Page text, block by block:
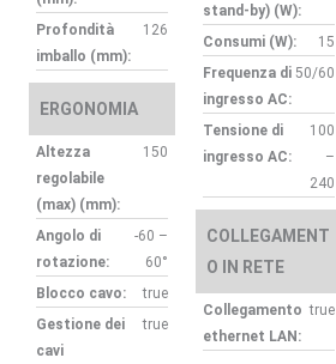
Profondità
imballo (mm):
126
ERGONOMIA
Altezza
regolabile
(max) (mm):
150
Angolo di
rotazione:
-60 –
60°
Blocco cavo:
true
Gestione dei
cavi
true
stand-by) (W):
Consumi (W):
15
Frequenza di
ingresso AC:
50/60
Tensione di
ingresso AC:
100
–
240
COLLEGAMENT
O IN RETE
Collegamento
ethernet LAN:
true